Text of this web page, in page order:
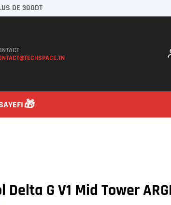
DE 300DT
Delta G V1 Mid Tower